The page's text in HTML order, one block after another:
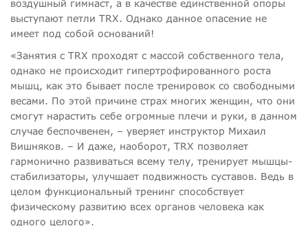
воздушный гимнаст, а в качестве единственной опоры
выступают петли TRX. Однако данное опасение не
имеет под собой оснований!
«Занятия с TRX проходят с массой собственного тела,
однако не происходит гипертрофированного роста
мышц, как это бывает после тренировок со свободными
весами. По этой причине страх многих женщин, что они
смогут нарастить себе огромные плечи и руки, в данном
случае беспочвенен, – уверяет инструктор Михаил
Вишняков. – И даже, наоборот, TRX позволяет
гармонично развиваться всему телу, тренирует мышцы-
стабилизаторы, улучшает подвижность суставов. Ведь в
целом функциональный тренинг способствует
физическому развитию всех органов человека как
одного целого».